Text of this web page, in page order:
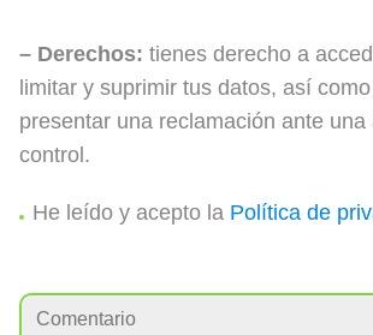
– Derechos: tienes derecho a
limitar y suprimir tus datos, así
presentar una reclamación ante una
control.
He leído y acepto la Política de